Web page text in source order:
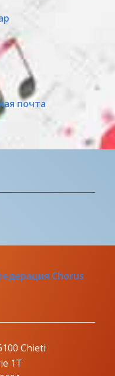
почта
Chorus
Chieti
1T